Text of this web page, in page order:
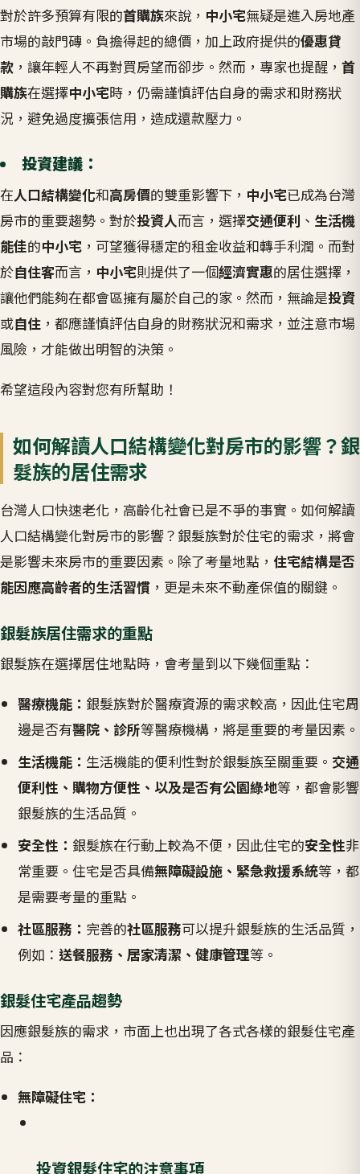
對於許多預算有限的首購族來說， 中小宅無疑是進入房地產
市場的敲門磚。負擔得起的總價，加上政府提供的優惠貸
款 ，讓年輕人不再對買房望而卻步 。然而，專家也提醒， 首
購族在選擇中小宅時，仍需謹慎評估自身的需求和財務狀
況，避免過度擴張信用，造成還款壓力 。
投資建議：
在人口結構變化和高房價的雙重影響下， 中小宅已成為台灣
房市的重要趨勢。對於投資人而言，選擇交通便利 、 生活機
能佳的中小宅 ，可望獲得穩定的租金收益和轉手利潤。而對
於自住客而言， 中小宅則提供了一個經濟實惠的居住選擇，
讓他們能夠在都會區擁有屬於自己的家。然而，無論是投資
或自住 ，都應謹慎評估自身的財務狀況和需求，並注意市場
風險，才能做出明智的決策 。
希望這段內容對您有所幫助！
如何解讀人口結構變化對房市的影響？銀
髮族的居住需求
台灣人口快速老化，高齡化社會已是不爭的事實。如何解讀
人口結構變化對房市的影響？銀髮族對於住宅的需求，將會
是影響未來房市的重要因素。除了考量地點， 住宅結構是否
能因應高齡者的生活習慣 ，更是未來不動產保值的關鍵。
銀髮族居住需求的重點
銀髮族在選擇居住地點時，會考量到以下幾個重點：
醫療機能： 銀髮族對於醫療資源的需求較高，因此住宅周
邊是否有醫院、診所等醫療機構，將是重要的考量因素。
生活機能： 生活機能的便利性對於銀髮族至關重要。 交通
便利性、購物方便性、以及是否有公園綠地等，都會影響
銀髮族的生活品質。
安全性： 銀髮族在行動上較為不便，因此住宅的安全性非
常重要。住宅是否具備無障礙設施、緊急救援系統等，都
是需要考量的重點。
社區服務： 完善的社區服務可以提升銀髮族的生活品質，
例如：送餐服務、居家清潔、健康管理等。
銀髮住宅產品趨勢
因應銀髮族的需求，市面上也出現了各式各樣的銀髮住宅產
品：
無障礙住宅：
投資銀髮住宅的注意事項